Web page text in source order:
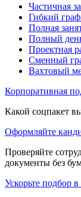
Частичная
Гибкий
Полная
Полный
Проектная
Сменный
Вахтовый
Корпоративная
Какой соцпакет
Оформляйте
Проверяйте
документы без
Ускорьте подбор